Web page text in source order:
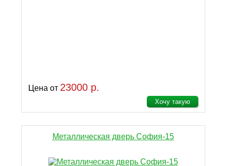
Цена от 23000 р.
Хочу такую
Металлическая дверь София-15